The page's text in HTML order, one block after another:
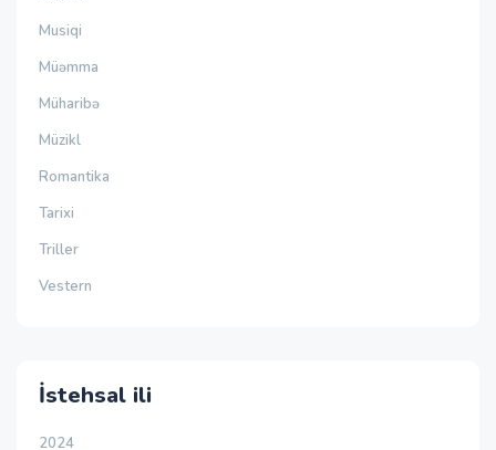
Musiqi
Müəmma
Müharibə
Müzikl
Romantika
Tarixi
Triller
Vestern
İstehsal ili
2024